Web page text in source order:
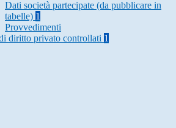
Dati società partecipate (da pubblicare in
tabelle) 1
Provvedimenti
diritto privato controllati 1